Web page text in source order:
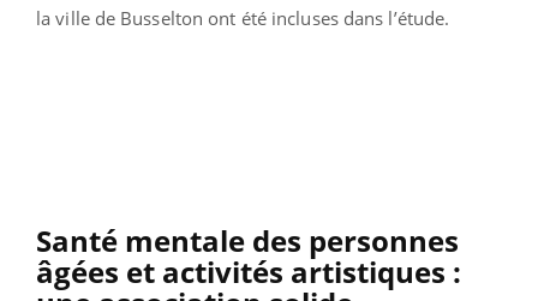
la ville de Busselton ont été incluses dans l’étude.
Santé mentale des personnes
âgées et activités artistiques :